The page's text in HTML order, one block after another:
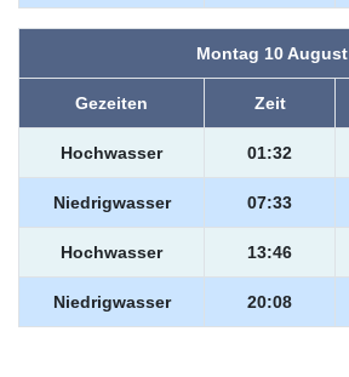
Montag 10 August
Gezeiten Zeit
Hochwasser 01:32
Niedrigwasser 07:33
Hochwasser 13:46
Niedrigwasser 20:08